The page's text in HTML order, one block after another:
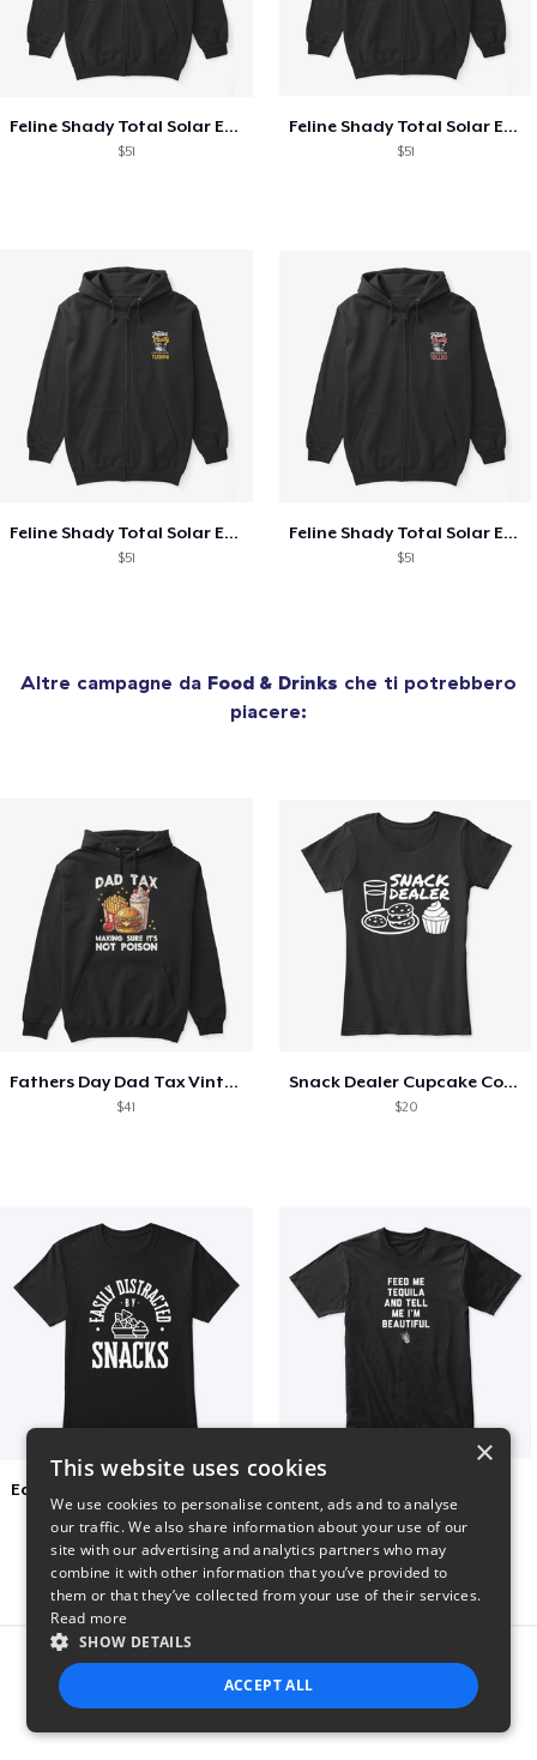
Feline Shady Total Solar Eclipse Texas
$51
Feline Shady Total Solar Eclipse Tijuana
$51
Feline Shady Total Solar Eclipse Tijuana
$51
Feline Shady Total Solar Eclipse Toledo
$51
Altre campagne da Food & Drinks che ti potrebbero
piacere:
Fathers Day Dad Tax Vintage Papa T-Shirt
$41
Snack Dealer Cupcake Cookie and Milk
$20
Easily Distracted by Snacks
$20 $30
Report this product
×
This website uses cookies
We use cookies to personalise content, ads and to analyse
our traffic. We also share information about your use of our
site with our advertising and analytics partners who may
combine it with other information that you’ve provided to
them or that they’ve collected from your use of their services.
Read more
SHOW DETAILS
ACCEPT ALL
STRICTLY NECESSARY PERFORMANCE